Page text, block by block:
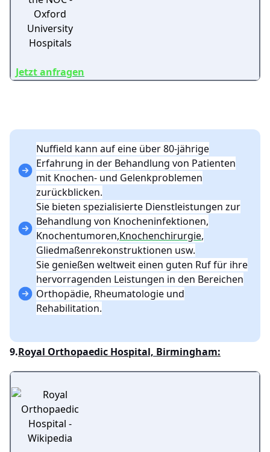
Jetzt anfragen
Nuffield kann auf eine über 80-jährige
Erfahrung in der Behandlung von Patienten
mit Knochen- und Gelenkproblemen
zurückblicken.
Sie bieten spezialisierte Dienstleistungen zur
Behandlung von Knocheninfektionen,
Knochentumoren,Knochenchirurgie,
Gliedmaßenrekonstruktionen usw.
Sie genießen weltweit einen guten Ruf für ihre
hervorragenden Leistungen in den Bereichen
Orthopädie, Rheumatologie und
Rehabilitation.
9.Royal Orthopaedic Hospital, Birmingham: